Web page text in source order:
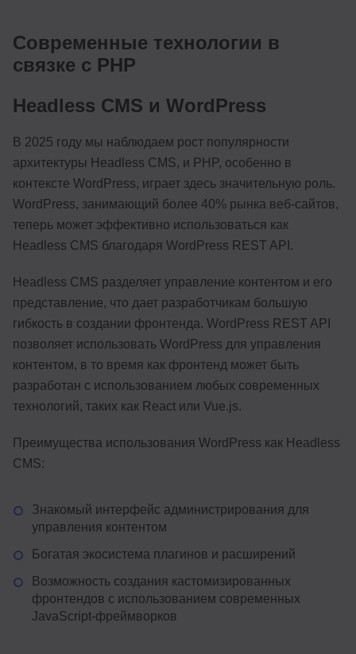
Современные технологии в
связке с PHP
Headless CMS и WordPress
В 2025 году мы наблюдаем рост популярности
архитектуры Headless CMS, и PHP, особенно в
контексте WordPress, играет здесь значительную роль.
WordPress, занимающий более 40% рынка веб-сайтов,
теперь может эффективно использоваться как
Headless CMS благодаря WordPress REST API.
Headless CMS разделяет управление контентом и его
представление, что дает разработчикам большую
гибкость в создании фронтенда. WordPress REST API
позволяет использовать WordPress для управления
контентом, в то время как фронтенд может быть
разработан с использованием любых современных
технологий, таких как React или Vue.js.
Преимущества использования WordPress как Headless
CMS:
Знакомый интерфейс администрирования для
управления контентом
Богатая экосистема плагинов и расширений
Возможность создания кастомизированных
фронтендов с использованием современных
JavaScript-фреймворков